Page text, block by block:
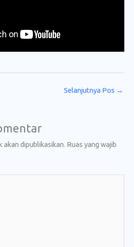
Selanjutnya Pos →
akan dipublikasikan. Ruas yang wajib